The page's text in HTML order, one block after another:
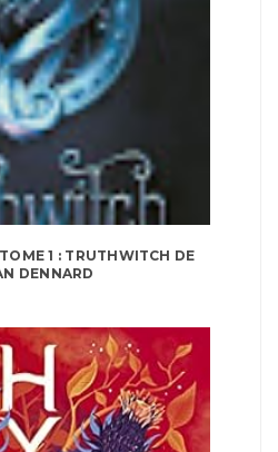
1 : TRUTHWITCH DE
DENNARD